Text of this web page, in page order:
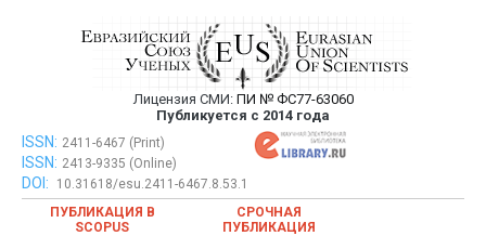
Евразийский Союз Ученых —
публикация научных статей в
ежемесячном научном журнале
Лицензия СМИ: ПИ № ФС77-63060
Публикуется с 2014 года
Евразийский Союз Ученых — публикация научных статей в
ежемесячном научном журнале
ISSN: 2411-6467 (Print)
ISSN: 2413-9335 (Online)
DOI:
10.31618/esu.2411-6467.8.53.1
ПУБЛИКАЦИЯ В
SCOPUS
СРОЧНАЯ
ПУБЛИКАЦИЯ